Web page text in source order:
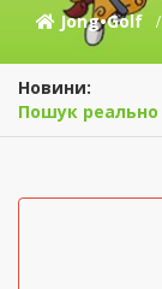
Jong•Golf
Новини:
Пошук реально